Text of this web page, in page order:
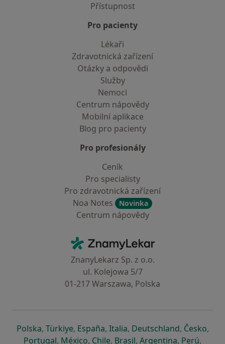
Přístupnost
Pro pacienty
Lékaři
Zdravotnická zařízení
Otázky a odpovědi
Služby
Nemoci
Centrum nápovědy
Mobilní aplikace
Blog pro pacienty
Pro profesionály
Ceník
Pro specialisty
Pro zdravotnická zařízení
Noa Notes
Novinka
Centrum nápovědy
ZnamyLekar - Hlavní stránka
ZnanyLekarz Sp. z o.o.
ul. Kolejowa 5/7
01-217 Warszawa, Polska
Polskase otevře v nové záložce
, Türkiyese otevře v nové záložce
, Españase otevře v nové záložce
, Italiase otevře v nové záložce
, Deutschlandse otevře v
, Českose
,
Portugalse otevře v nové záložce
, Méxicose otevře v nové záložce
, Chilese otevře v nové záložce
, Brasilse otevře v nové
, Argentinase otevře v
, Perúse
,